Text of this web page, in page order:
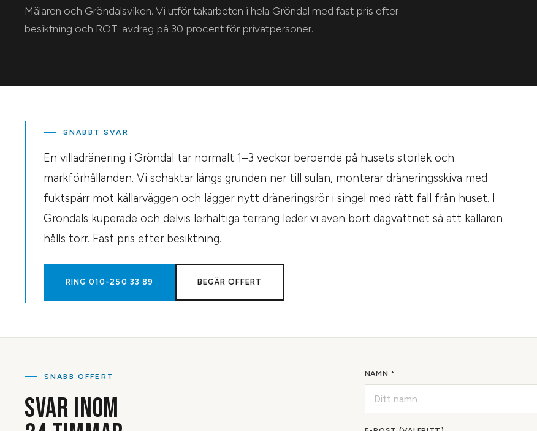
Mälaren och Gröndalsviken. Vi utför takarbeten i hela Gröndal med fast pris efter
besiktning och ROT-avdrag på 30 procent för privatpersoner.
SNABBT SVAR
En villadränering i Gröndal tar normalt 1–3 veckor beroende på husets storlek och
markförhållanden. Vi schaktar längs grunden ner till sulan, monterar dräneringsskiva med
fuktspärr mot källarväggen och lägger nytt dräneringsrör i singel med rätt fall från huset. I
Gröndals kuperade och delvis lerhaltiga terräng leder vi även bort dagvattnet så att källaren
hålls torr. Fast pris efter besiktning.
RING010-250 33 89 BEGÄR OFFERT
SNABB OFFERT
SVAR INOM
NAMN *